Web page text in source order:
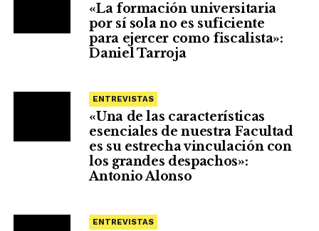
«La formación universitaria
por sí sola no es suficiente
para ejercer como fiscalista»:
Daniel Tarroja
ENTREVISTAS
«Una de las características
esenciales de nuestra Facultad
es su estrecha vinculación con
los grandes despachos»:
Antonio Alonso
ENTREVISTAS